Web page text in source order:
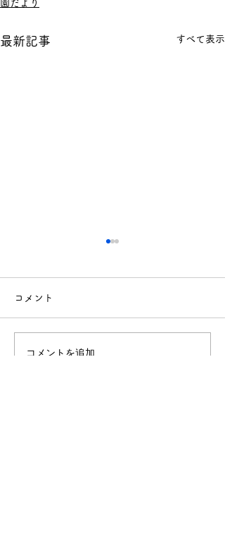
園だより
最新記事 すべて表示
「園だより6月号」
コメント
コメントを追加…